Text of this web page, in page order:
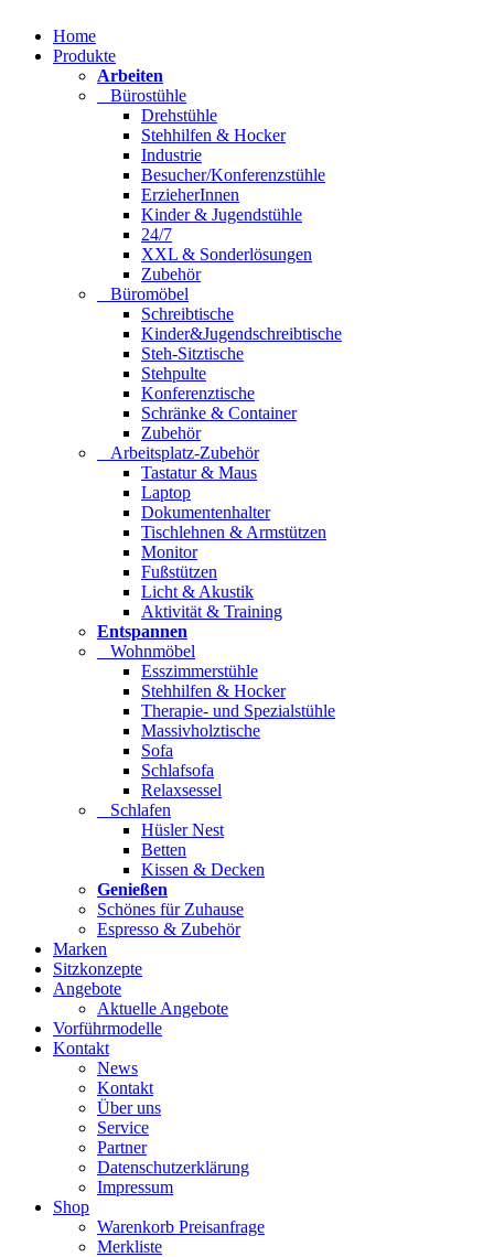
Home
Produkte
Arbeiten
Bürostühle
Drehstühle
Stehhilfen & Hocker
Industrie
Besucher/Konferenzstühle
ErzieherInnen
Kinder & Jugendstühle
24/7
XXL & Sonderlösungen
Zubehör
Büromöbel
Schreibtische
Kinder&Jugendschreibtische
Steh-Sitztische
Stehpulte
Konferenztische
Schränke & Container
Zubehör
Arbeitsplatz-Zubehör
Tastatur & Maus
Laptop
Dokumentenhalter
Tischlehnen & Armstützen
Monitor
Fußstützen
Licht & Akustik
Aktivität & Training
Entspannen
Wohnmöbel
Esszimmerstühle
Stehhilfen & Hocker
Therapie- und Spezialstühle
Massivholztische
Sofa
Schlafsofa
Relaxsessel
Schlafen
Hüsler Nest
Betten
Kissen & Decken
Genießen
Schönes für Zuhause
Espresso & Zubehör
Marken
Sitzkonzepte
Angebote
Aktuelle Angebote
Vorführmodelle
Kontakt
News
Kontakt
Über uns
Service
Partner
Datenschutzerklärung
Impressum
Shop
Warenkorb Preisanfrage
Merkliste